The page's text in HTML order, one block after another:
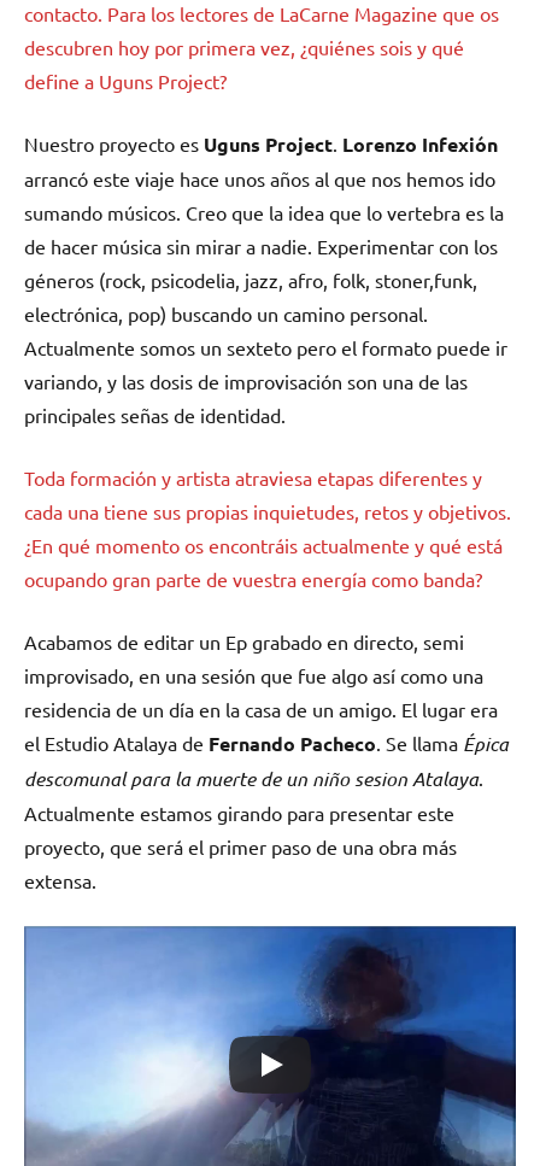
contacto. Para los lectores de LaCarne Magazine que os
descubren hoy por primera vez, ¿quiénes sois y qué
define a Uguns Project?
Nuestro proyecto es Uguns Project. Lorenzo Infexión
arrancó este viaje hace unos años al que nos hemos ido
sumando músicos. Creo que la idea que lo vertebra es la
de hacer música sin mirar a nadie. Experimentar con los
géneros (rock, psicodelia, jazz, afro, folk, stoner,funk,
electrónica, pop) buscando un camino personal.
Actualmente somos un sexteto pero el formato puede ir
variando, y las dosis de improvisación son una de las
principales señas de identidad.
Toda formación y artista atraviesa etapas diferentes y
cada una tiene sus propias inquietudes, retos y objetivos.
¿En qué momento os encontráis actualmente y qué está
ocupando gran parte de vuestra energía como banda?
Acabamos de editar un Ep grabado en directo, semi
improvisado, en una sesión que fue algo así como una
residencia de un día en la casa de un amigo. El lugar era
el Estudio Atalaya de Fernando Pacheco. Se llama Épica
descomunal para la muerte de un niño sesion Atalaya.
Actualmente estamos girando para presentar este
proyecto, que será el primer paso de una obra más
extensa.